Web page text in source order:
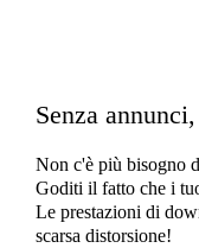
Senza
Non c'è più bisogno
Goditi il ​​fatto che i
Le prestazioni di
scarsa distorsione!